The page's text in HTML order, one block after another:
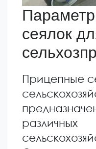
сеялок
Прицепные
различных